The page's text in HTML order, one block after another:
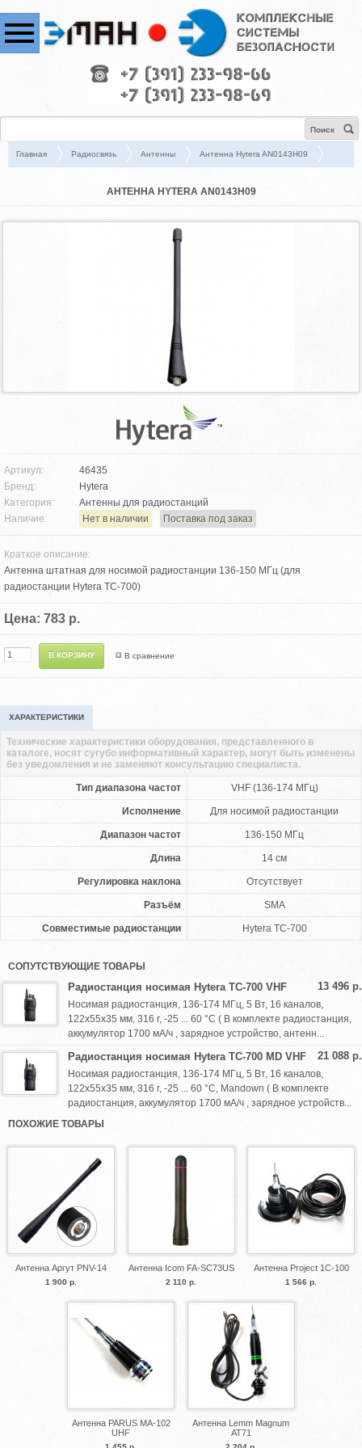
Поиск
Главная Радиосвязь Антенны Антенна Hytera AN0143H09
АНТЕННА HYTERA AN0143H09
Артикул:
46435
Бренд:
Hytera
Категория:
Антенны для радиостанций
Наличие:
Нет в наличии Поставка под заказ
Краткое описание:
Антенна штатная для носимой радиостанции 136-150 МГц (для
радиостанции Hytera TC-700)
Цена: 783 р.
В сравнение
ХАРАКТЕРИСТИКИ
Тип диапазона частот VHF (136-174 МГц)
Исполнение Для носимой радиостанции
Диапазон частот 136-150 МГц
Длина 14 см
Регулировка наклона Отсутствует
Разъём SMA
Совместимые радиостанции Hytera TC-700
Технические характеристики оборудования, представленного в
каталоге, носят сугубо информативный характер, могут быть изменены
без уведомления и не заменяют консультацию специалиста.
СОПУТСТВУЮЩИЕ ТОВАРЫ
13 496 р.
Радиостанция носимая Hytera TC-700 VHF
Носимая радиостанция, 136-174 МГц, 5 Вт, 16 каналов,
122х55х35 мм, 316 г, -25 ... 60 °С ( В комплекте радиостанция,
аккумулятор 1700 мА/ч , зарядное устройство, антенн...
21 088 р.
Радиостанция носимая Hytera TC-700 MD VHF
Носимая радиостанция, 136-174 МГц, 5 Вт, 16 каналов,
122х55х35 мм, 316 г, -25 ... 60 °С, Mandown ( В комплекте
радиостанция, аккумулятор 1700 мА/ч , зарядное устройств...
ПОХОЖИЕ ТОВАРЫ
Антенна Аргут PNV-14
1 900 р.
Антенна Icom FA-SC73US
2 110 р.
Антенна Project 1C-100
1 566 р.
Антенна PARUS MA-102
UHF
Антенна Lemm Magnum
AT71